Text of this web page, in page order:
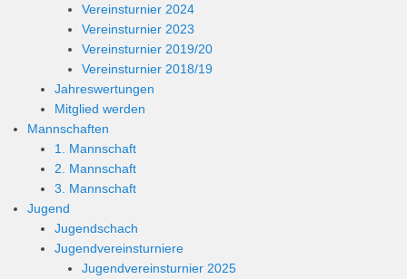
Vereinsturnier 2024
Vereinsturnier 2023
Vereinsturnier 2019/20
Vereinsturnier 2018/19
Jahreswertungen
Mitglied werden
Mannschaften
1. Mannschaft
2. Mannschaft
3. Mannschaft
Jugend
Jugendschach
Jugendvereinsturniere
Jugendvereinsturnier 2025